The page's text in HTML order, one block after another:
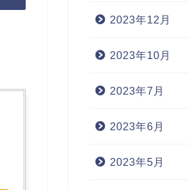
2023年12月
2023年10月
2023年7月
2023年6月
2023年5月